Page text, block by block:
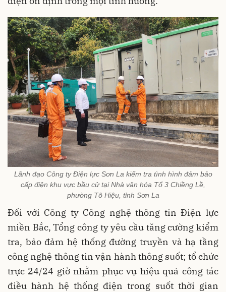
Lãnh đạo Công ty Điện lực Sơn La kiểm tra tình hình đảm bảo
cấp điện khu vực bầu cử tại Nhà văn hóa Tổ 3 Chiềng Lề,
phường Tô Hiệu, tỉnh Sơn La
Đối với Công ty Công nghệ thông tin Điện lực
miền Bắc, Tổng công ty yêu cầu tăng cường kiểm
tra, bảo đảm hệ thống đường truyền và hạ tầng
công nghệ thông tin vận hành thông suốt; tổ chức
trực 24/24 giờ nhằm phục vụ hiệu quả công tác
điều hành hệ thống điện trong suốt thời gian